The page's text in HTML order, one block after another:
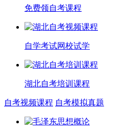
免费领自考课程
自学考试网校试学
湖北自考培训课程
自考视频课程 自考模拟真题